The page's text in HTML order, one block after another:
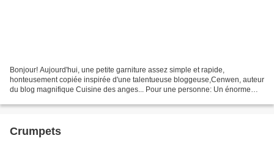
Bonjour! Aujourd'hui, une petite garniture assez simple et rapide,
honteusement copiée inspirée d'une talentueuse bloggeuse,Cenwen, auteur
du blog magnifique Cuisine des anges... Pour une personne: Un énorme
Crumpets